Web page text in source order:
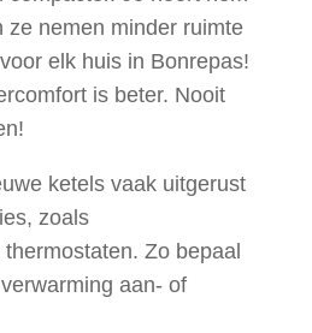
ze nemen minder ruimte
elk huis in Bonrepas!
is beter. Nooit
ketels vaak uitgerust
zoals
Zo bepaal
aan- of